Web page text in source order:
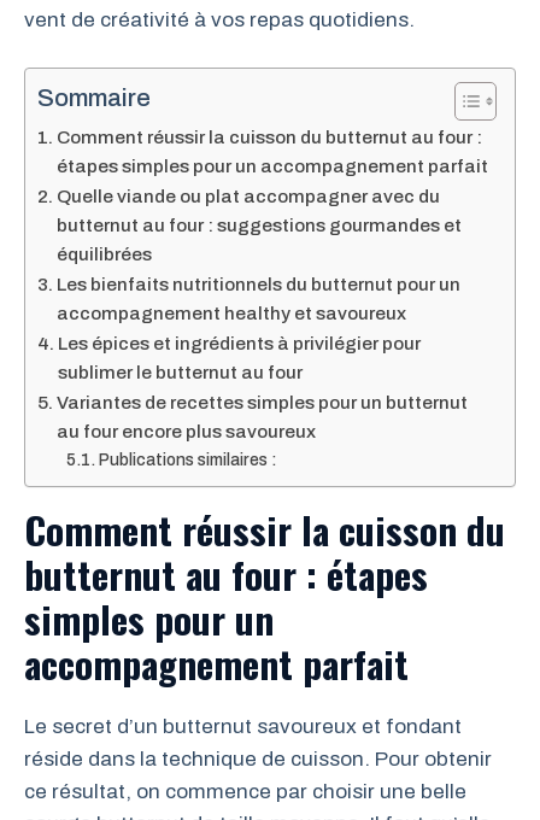
vent de créativité à vos repas quotidiens.
Sommaire
Comment réussir la cuisson du butternut au four :
étapes simples pour un accompagnement parfait
Quelle viande ou plat accompagner avec du
butternut au four : suggestions gourmandes et
équilibrées
Les bienfaits nutritionnels du butternut pour un
accompagnement healthy et savoureux
Les épices et ingrédients à privilégier pour
sublimer le butternut au four
Variantes de recettes simples pour un butternut
au four encore plus savoureux
Publications similaires :
Comment réussir la cuisson du
butternut au four : étapes
simples pour un
accompagnement parfait
Le secret d’un butternut savoureux et fondant
réside dans la technique de cuisson. Pour obtenir
ce résultat, on commence par choisir une belle